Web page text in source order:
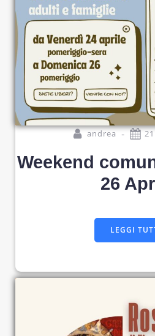
andrea -
Weekend
26
LEGGI